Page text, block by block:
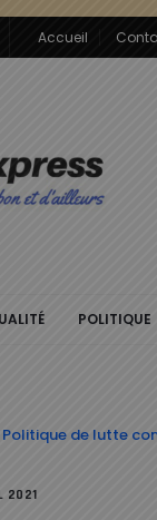
Accueil
POLITIQUE
Politique de lutte
2021